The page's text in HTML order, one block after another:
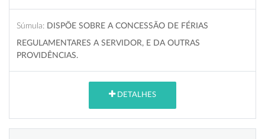
Súmula: DISPÕE SOBRE A CONCESSÃO DE FÉRIAS
REGULAMENTARES A SERVIDOR, E DA OUTRAS
PROVIDÊNCIAS.
DETALHES